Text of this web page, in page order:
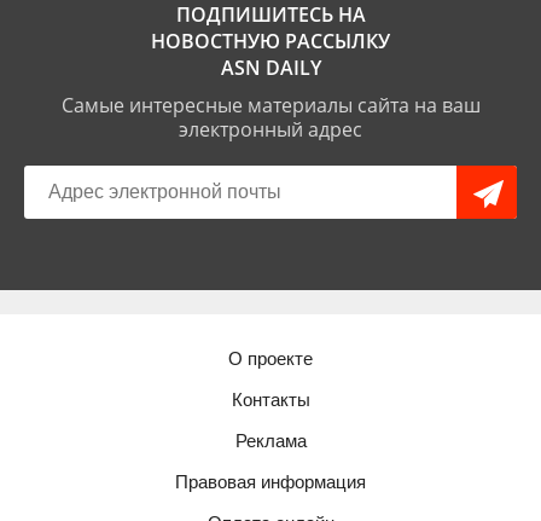
ПОДПИШИТЕСЬ НА
НОВОСТНУЮ РАССЫЛКУ
ASN DAILY
Самые интересные материалы сайта на ваш
электронный адрес
О проекте
Контакты
Реклама
Правовая информация